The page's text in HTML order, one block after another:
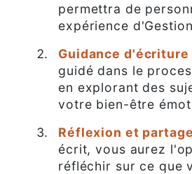
permettra de
expérience
Guidance d'écriture
guidé dans le
en explorant des
votre bien-être
Réflexion et partage
écrit, vous aurez
réfléchir sur ce que